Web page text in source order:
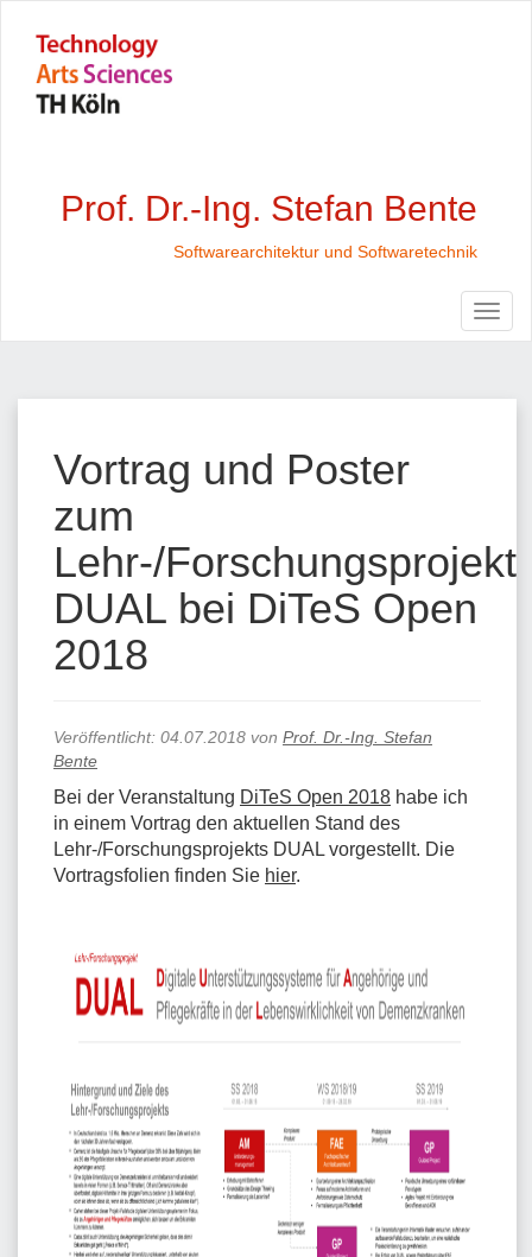
Prof. Dr.-Ing. Stefan Bente
Softwarearchitektur und Softwaretechnik
Vortrag und Poster
zum
Lehr-/Forschungsprojekt
DUAL bei DiTeS Open
2018
Veröffentlicht: 04.07.2018 von Prof. Dr.-Ing. Stefan
Bente
Bei der Veranstaltung DiTeS Open 2018 habe ich
in einem Vortrag den aktuellen Stand des
Lehr-/Forschungsprojekts DUAL vorgestellt. Die
Vortragsfolien finden Sie hier.